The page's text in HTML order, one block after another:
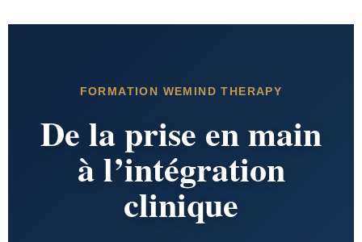
FORMATION WEMIND THERAPY
De la prise en main
à l’intégration
clinique